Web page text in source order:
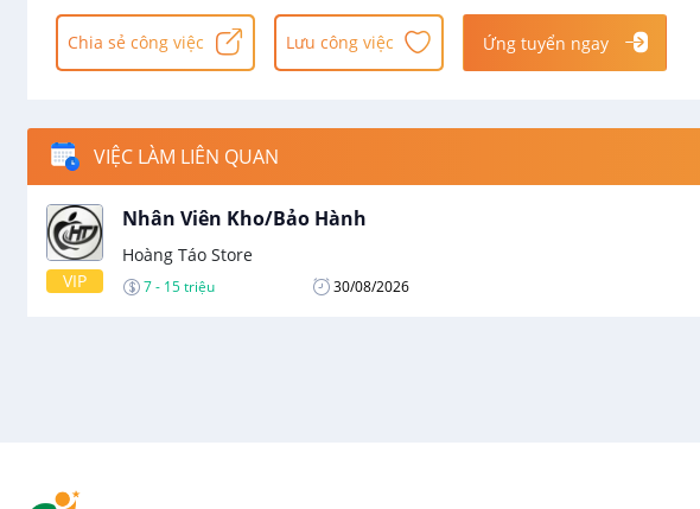
Chia sẻ công việc Lưu công việc Ứng tuyển ngay
VIỆC LÀM LIÊN QUAN
VIP
Nhân Viên Kho/Bảo Hành
Hoàng Táo Store
7 - 15 triệu 30/08/2026